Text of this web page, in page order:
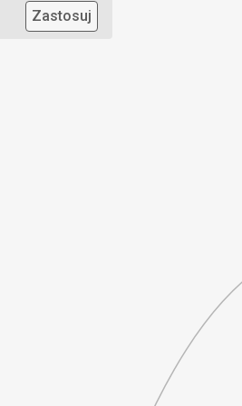
Zastosuj